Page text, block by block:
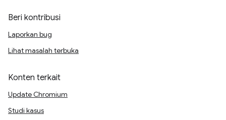
Beri kontribusi
Laporkan bug
Lihat masalah terbuka
Konten terkait
Update Chromium
Studi kasus